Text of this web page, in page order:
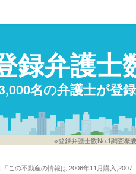
録弁護士
名の弁護士が登
※登録弁護士数No.1調査概
この不動産の情報は,2006年11月購入,2007